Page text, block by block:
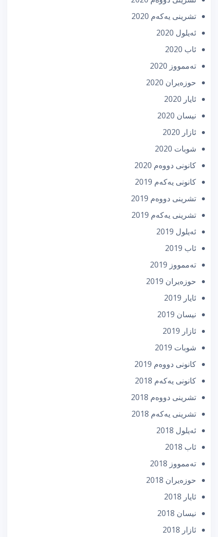
تشرینی یه‌كه‌م 2020
ئه‌یلول 2020
ئاب 2020
تەممووز 2020
حوزه‌یران 2020
ئایار 2020
نیسان 2020
ئازار 2020
شوبات 2020
كانونی دووه‌م 2020
كانونی یه‌كه‌م 2019
تشرینی دووه‌م 2019
تشرینی یه‌كه‌م 2019
ئه‌یلول 2019
ئاب 2019
تەممووز 2019
حوزه‌یران 2019
ئایار 2019
نیسان 2019
ئازار 2019
شوبات 2019
كانونی دووه‌م 2019
كانونی یه‌كه‌م 2018
تشرینی دووه‌م 2018
تشرینی یه‌كه‌م 2018
ئه‌یلول 2018
ئاب 2018
تەممووز 2018
حوزه‌یران 2018
ئایار 2018
نیسان 2018
ئازار 2018